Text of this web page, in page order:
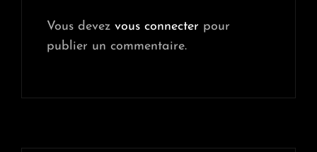
Vous devez vous connecter pour
publier un commentaire.